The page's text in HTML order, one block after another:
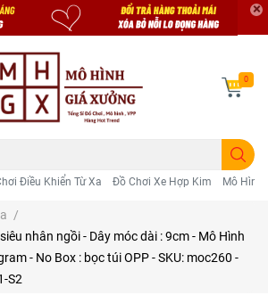
Điều Khiển Từ Xa Đồ Chơi Xe Hợp Kim Mô Hình
0
/
nhân ngồi - Dây móc dài : 9cm - Mô Hình
- No Box : bọc túi OPP - SKU: moc260 -
S2